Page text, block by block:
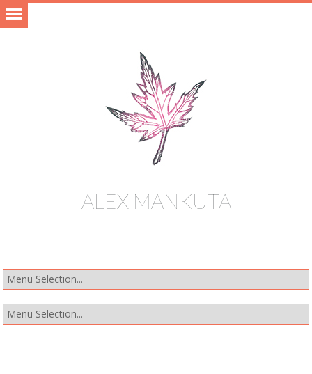
ALEX MANKUTA